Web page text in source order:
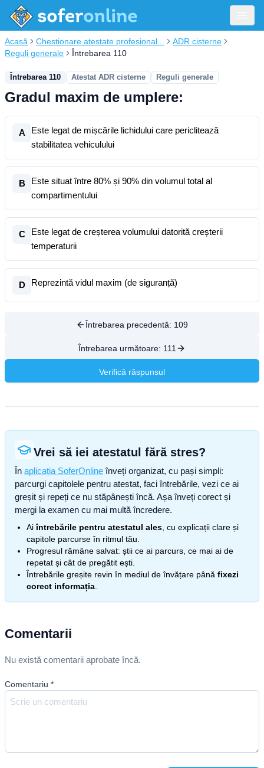
Acasă Chestionare atestate profesional...
ADR cisterne
Reguli generale
Întrebarea 110
Întrebarea 110 Atestat ADR cisterne Reguli generale
Gradul maxim de umplere:
A
Este legat de mișcările lichidului care periclitează
stabilitatea vehiculului
B
Este situat între 80% și 90% din volumul total al
compartimentului
C
Este legat de creșterea volumului datorită creșterii
temperaturii
D Reprezintă vidul maxim (de siguranță)
Întrebarea precedentă: 109
Întrebarea următoare: 111
Verifică răspunsul
Vrei să iei atestatul fără stres?
În aplicația SoferOnline înveți organizat, cu pași simpli:
parcurgi capitolele pentru atestat, faci întrebările, vezi ce ai
greșit și repeți ce nu stăpânești încă. Așa înveți corect și
mergi la examen cu mai multă încredere.
Aiîntrebările pentru atestatul ales , cu explicații clare și
capitole parcurse în ritmul tău.
Progresul rămâne salvat: știi ce ai parcurs, ce mai ai de
repetat și cât de pregătit ești.
Întrebările greșite revin în mediul de învățare până fixezi
corect informația
Comentarii
Nu există comentarii aprobate încă.
Comentariu *